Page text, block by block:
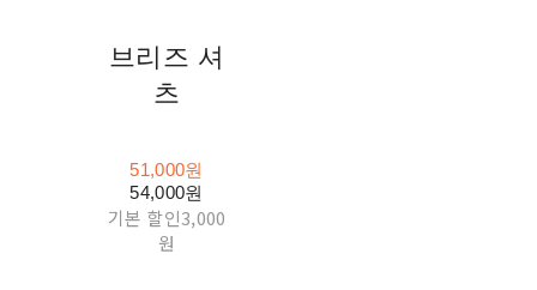
브리즈 셔
츠
51,000원
54,000원
기본 할인3,000
원